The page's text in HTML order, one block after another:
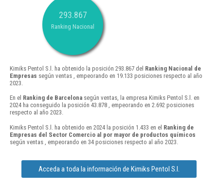
293.867
Ranking Nacional
Kimiks Pentol S.l. ha obtenido la posición 293.867 del Ranking Nacional de
Empresas según ventas , empeorando en 19.133 posiciones respecto al año
2023.
En el Ranking de Barcelona según ventas, la empresa Kimiks Pentol S.l. en
2024 ha conseguido la posición 43.878 , empeorando en 2.692 posiciones
respecto al año 2023.
Kimiks Pentol S.l. ha obtenido en 2024 la posición 1.433 en el Ranking de
Empresas del Sector Comercio al por mayor de productos químicos
según ventas , empeorando en 34 posiciones respecto al año 2023.
Acceda a toda la información de Kimiks Pentol S.l.